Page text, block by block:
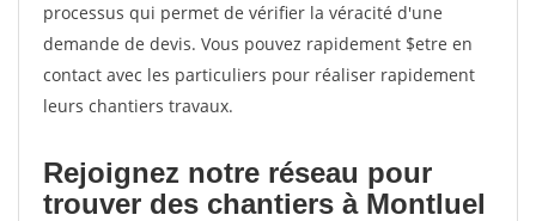
processus qui permet de vérifier la véracité d'une
demande de devis. Vous pouvez rapidement $etre en
contact avec les particuliers pour réaliser rapidement
leurs chantiers travaux.
Rejoignez notre réseau pour
trouver des chantiers à Montluel